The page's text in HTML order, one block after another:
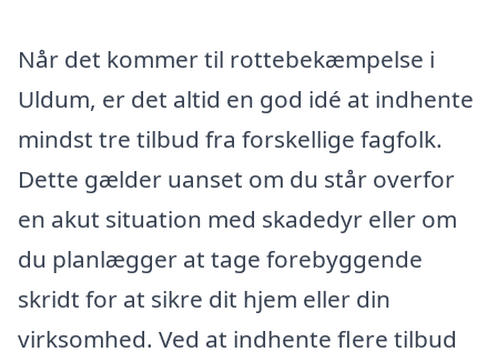
Når det kommer til rottebekæmpelse i
Uldum, er det altid en god idé at indhente
mindst tre tilbud fra forskellige fagfolk.
Dette gælder uanset om du står overfor
en akut situation med skadedyr eller om
du planlægger at tage forebyggende
skridt for at sikre dit hjem eller din
virksomhed. Ved at indhente flere tilbud